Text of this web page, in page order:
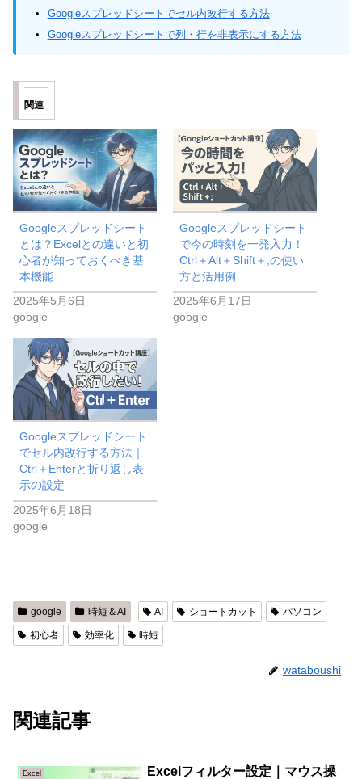
Googleスプレッドシートでセル内改行する方法
Googleスプレッドシートで列・行を非表示にする方法
関連
Googleスプレッドシート
とは？Excelとの違いと初
心者が知っておくべき基
本機能
2025年5月6日
google
Googleスプレッドシート
で今の時刻を一発入力！
Ctrl＋Alt＋Shift＋;の使い
方と活用例
2025年6月17日
google
Googleスプレッドシート
でセル内改行する方法｜
Ctrl＋Enterと折り返し表
示の設定
2025年6月18日
google
google 時短＆AI AI ショートカット パソコン
初心者 効率化 時短
wataboushi
関連記事
Excel
Excelフィルター設定｜マウス操